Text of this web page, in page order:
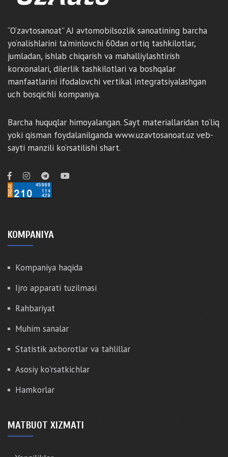
“O‘zavtosanoat” AJ avtomobilsozlik sanoatining barcha
yo‘nalishlarini ta’minlovchi 60dan ortiq tashkilotlar,
jumladan, ishlab chiqarish va mahalliylashtirish
korxonalari, dilerlik tashkilotlari va boshqalar
manfaatlarini ifodalovchi vertikal integratsiyalashgan
uch bosqichli kompaniya.
Barcha huquqlar himoyalangan. Sayt materiallaridan to‘liq
yoki qisman foydalanilganda www.uzavtosanoat.uz veb-
sayti manzili ko‘rsatilishi shart.
KOMPANIYA
Kompaniya haqida
Ijro apparati tuzilmasi
Rahbariyat
Muhim sanalar
Statistik axborotlar va tahlillar
Asosiy ko'rsatkichlar
Hamkorlar
MATBUOT XIZMATI